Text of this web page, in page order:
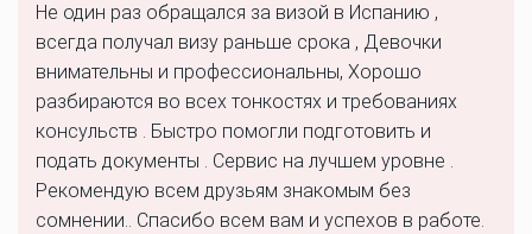
Не один раз обращался за визой в Испанию ,
всегда получал визу раньше срока , Девочки
внимательны и профессиональны, Хорошо
разбираются во всех тонкостях и требованиях
консульств . Быстро помогли подготовить и
подать документы . Сервис на лучшем уровне .
Рекомендую всем друзьям знакомым без
сомнении.. Спасибо всем вам и успехов в работе.